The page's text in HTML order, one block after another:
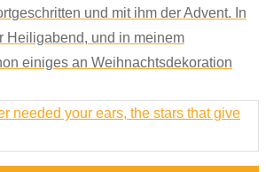
und mit ihm der Advent. In
Heiligabend, und in meinem
einiges an Weihnachtsdekoration